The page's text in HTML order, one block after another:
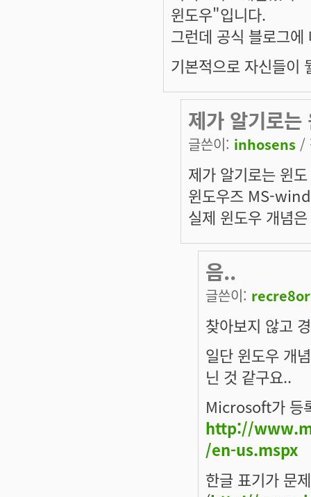
윈도우"입니다.
그런데 공식 블로그
기본적으로 자신들이
제가 알기로는
글쓴이: inhosens /
제가 알기로는 윈
윈도우즈 MS-
실제 윈도우 개념
음..
글쓴이: recre8or
찾아보지 않고
일단 윈도우 개
닌 것 같구요..
Microsoft가 등
http://
/en-us.mspx
한글 표기가 문